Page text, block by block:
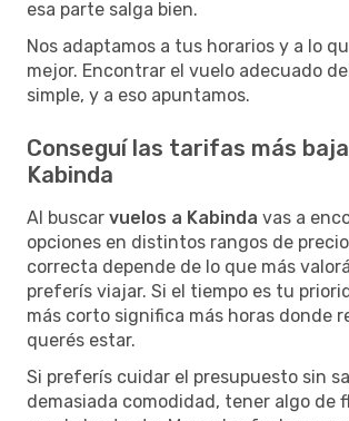
esa parte salga bien.
Nos adaptamos a tus horarios y a lo
mejor. Encontrar el vuelo adecuado
simple, y a eso apuntamos.
Conseguí las tarifas más
Kabinda
Al buscar vuelos a Kabinda vas a
opciones en distintos rangos de
correcta depende de lo que más
preferís viajar. Si el tiempo es tu
más corto significa más horas donde
querés estar.
Si preferís cuidar el presupuesto sin
demasiada comodidad, tener algo de